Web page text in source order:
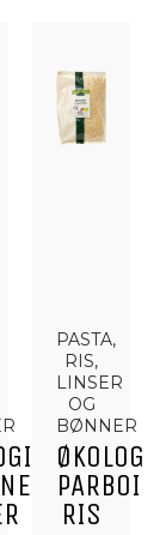
PASTA,
RIS,
LINSER
OG
BØNNER
RIS